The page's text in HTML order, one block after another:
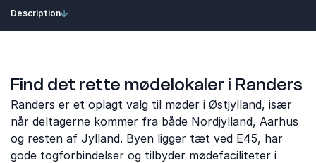
Description
Find det rette mødelokaler i Randers
Randers er et oplagt valg til møder i Østjylland, især
når deltagerne kommer fra både Nordjylland, Aarhus
og resten af Jylland. Byen ligger tæt ved E45, har
gode togforbindelser og tilbyder mødefaciliteter i